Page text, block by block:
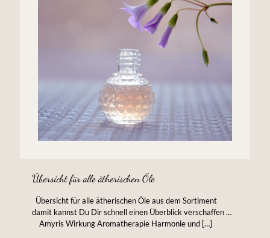
Übersicht für alle ätherischen Öle
Übersicht für alle ätherischen Öle aus dem Sortiment
damit kannst Du Dir schnell einen Überblick verschaffen …
Amyris Wirkung Aromatherapie Harmonie und […]